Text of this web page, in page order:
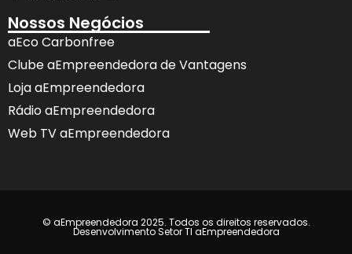
Nossos Negócios
aEco Carbonfree
Clube aEmpreendedora de Vantagens
Loja aEmpreendedora
Rádio aEmpreendedora
Web TV aEmpreendedora
© aEmpreendedora 2025. Todos os direitos reservados.
Desenvolvimento Setor TI aEmpreendedora